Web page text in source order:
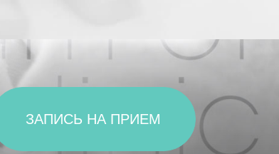
ЗАПИСЬ НА ПРИЕМ